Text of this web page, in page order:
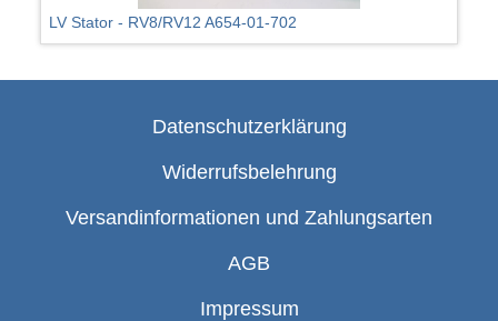
LV Stator - RV8/RV12 A654-01-702
Datenschutzerklärung
Widerrufsbelehrung
Versandinformationen und Zahlungsarten
AGB
Impressum